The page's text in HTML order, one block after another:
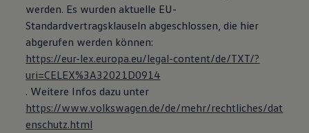
werden. Es wurden aktuelle EU-
Standardvertragsklauseln abgeschlossen, die hier
abgerufen werden können:
https://eur-lex.europa.eu/legal-content/de/TXT/?
uri=CELEX%3A32021D0914
. Weitere Infos dazu unter
https://www.volkswagen.de/de/mehr/rechtliches/dat
enschutz.html